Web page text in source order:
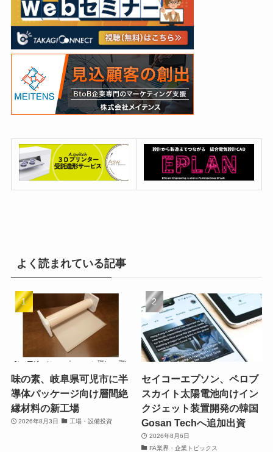
よく読まれている記事
味の素、岐阜県可児市に半
導体パッケージ向け層間絶
縁材料の新工場
2026年8月3日 工場・設備投資
セイコーエプソン、ペロブ
スカイト太陽電池向けイン
クジェット装置開発の韓国
Gosan Techへ追加出資
2026年8月6日
FA業界・企業トピックス